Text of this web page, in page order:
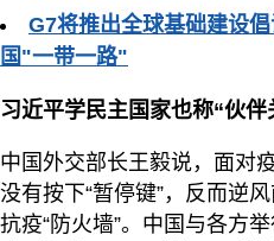
G7将推出全球基础建设
国"一带一路"
习近平学民主国家也称“伙伴
中国外交部长王毅说，面对
没有按下“暂停键”，反而逆
抗疫“防火墙”。中国与各方